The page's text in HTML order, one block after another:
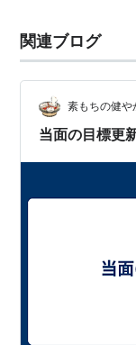
関連ブログ
素もちの健や
当面の目標更